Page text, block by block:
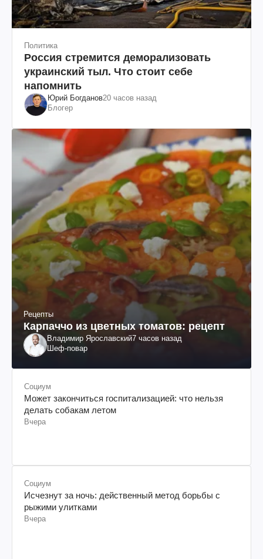
Политика
Россия стремится деморализовать
украинский тыл. Что стоит себе
напомнить
Юрий Богданов20 часов назад
Блогер
Рецепты
Карпаччо из цветных томатов: рецепт
Владимир Ярославский7 часов назад
Шеф-повар
Социум
Может закончиться госпитализацией: что нельзя
делать собакам летом
Вчера
Социум
Исчезнут за ночь: действенный метод борьбы с
рыжими улитками
Вчера